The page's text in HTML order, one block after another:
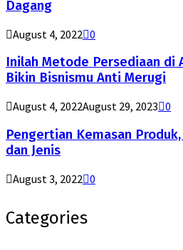
Dagang
August 4, 2022 0
Inilah Metode Persediaan di
Bikin Bisnismu Anti Merugi
August 4, 2022August 29, 2023 0
Pengertian Kemasan
dan Jenis
August 3, 2022 0
Categories